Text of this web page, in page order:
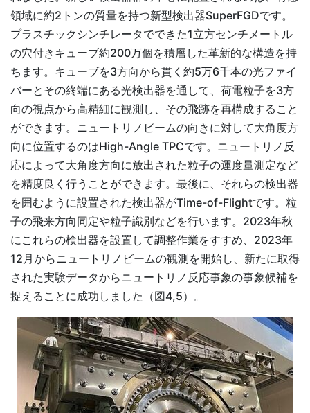
領域に約2トンの質量を持つ新型検出器SuperFGDです。
プラスチックシンチレータでできた1立方センチメートル
の穴付きキューブ約200万個を積層した革新的な構造を持
ちます。キューブを3方向から貫く約5万6千本の光ファイ
バーとその終端にある光検出器を通して、荷電粒子を3方
向の視点から高精細に観測し、その飛跡を再構成すること
ができます。ニュートリノビームの向きに対して大角度方
向に位置するのはHigh-Angle TPCです。ニュートリノ反
応によって大角度方向に放出された粒子の運度量測定など
を精度良く行うことができます。最後に、それらの検出器
を囲むように設置された検出器がTime-of-Flightです。粒
子の飛来方向同定や粒子識別などを行います。2023年秋
にこれらの検出器を設置して調整作業をすすめ、2023年
12月からニュートリノビームの観測を開始し、新たに取得
された実験データからニュートリノ反応事象の事象候補を
捉えることに成功しました（図4,5）。